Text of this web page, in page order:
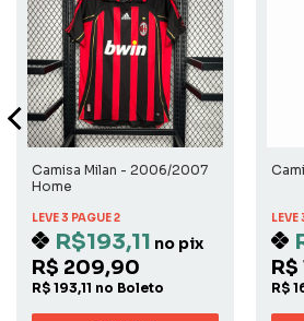
Camisa Milan - 2006/2007
Home
LEVE 3 PAGUE 2
R$193,11 no pix
R$ 209,90
R$ 193,11 no Boleto
LEVE
R$
R$